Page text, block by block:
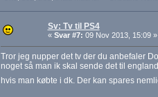
Sv: Tv til PS4
« Svar #7: 09 Nov 2013, 15:09 »
Tror jeg nupper det tv der du anbefaler
noget så man ik skal sende det til
hvis man købte i dk. Der kan spares